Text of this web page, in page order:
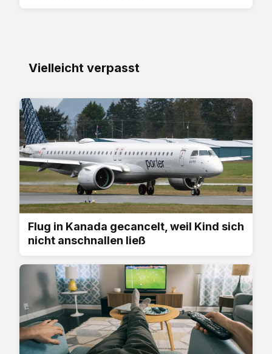
Vielleicht verpasst
Flug in Kanada gecancelt, weil Kind sich
nicht anschnallen ließ